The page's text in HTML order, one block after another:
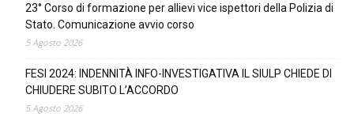
23° Corso di formazione per allievi vice ispettori della Polizia di
Stato. Comunicazione avvio corso
5 Agosto 2026
FESI 2024: INDENNITÀ INFO-INVESTIGATIVA IL SIULP CHIEDE DI
CHIUDERE SUBITO L’ACCORDO
5 Agosto 2026